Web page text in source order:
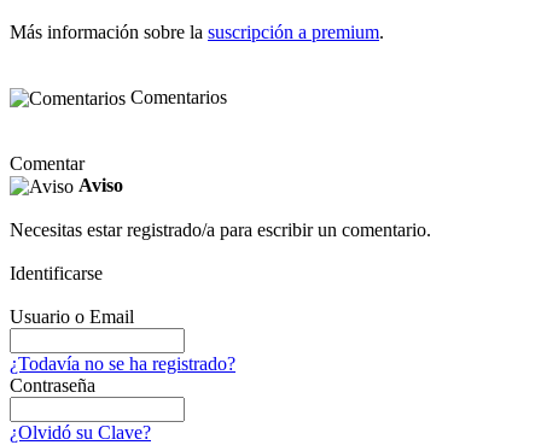
Más información sobre la suscripción a premium.
Comentarios
Comentar
Aviso
Necesitas estar registrado/a para escribir un comentario.
Identificarse
Usuario o Email
¿Todavía no se ha registrado?
Contraseña
¿Olvidó su Clave?